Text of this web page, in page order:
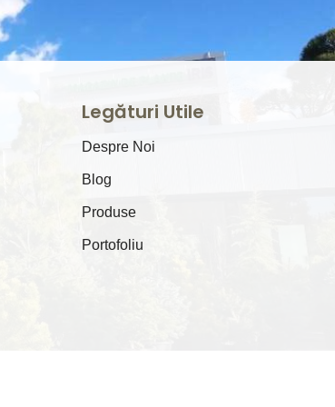
Legături Utile
Despre Noi
Blog
Produse
Portofoliu